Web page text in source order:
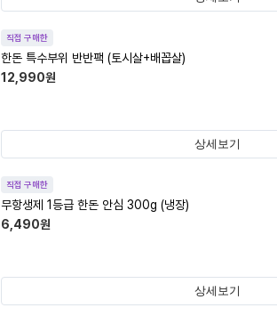
직접 구매한
한돈 특수부위 반반팩 (토시살+배꼽살)
12,990원
상세보기
직접 구매한
무항생제 1등급 한돈 안심 300g (냉장)
6,490원
상세보기